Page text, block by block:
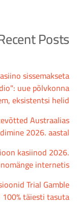
Posts
sissemakseta
uue põlvkonna
eksistentsi helid
Austraalias
2026. aastal
kasiinod 2026.
internetis
Trial Gamble
täiesti tasuta